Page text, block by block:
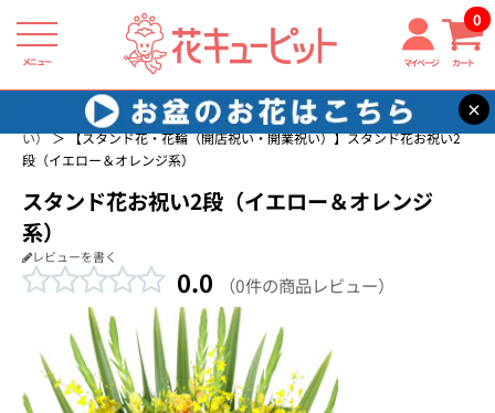
メニュー マイページ カート
0
×
花キューピット スタンド花
スタンド花・花輪（開店祝い・開業祝
い）
【スタンド花・花輪（開店祝い・開業祝い）】スタンド花お祝い2
段（イエロー＆オレンジ系）
スタンド花お祝い2段（イエロー＆オレンジ
系）
レビューを書く
0.0 （0件の商品レビュー）